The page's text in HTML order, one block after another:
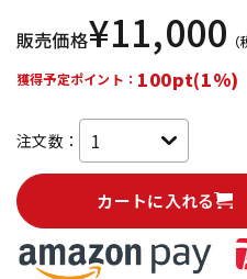
販売価格¥11,000
獲得予定ポイント： 100pt(1%)
注文数：
カートに入れる